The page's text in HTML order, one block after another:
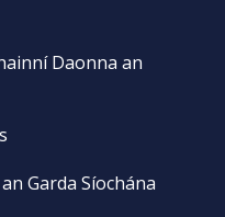
Daonna an
Garda Síochána